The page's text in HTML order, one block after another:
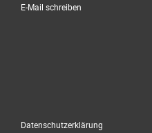
E-Mail schreiben
Datenschutzerklärung